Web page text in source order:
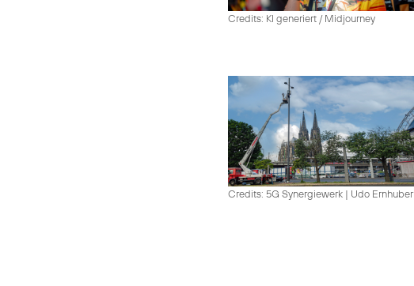
Credits: KI generiert / Midjourney
Credits: 5G Synergiewerk | Udo Ernhuber